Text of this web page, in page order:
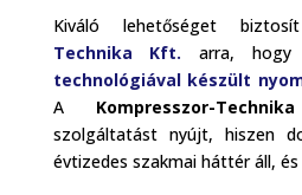
Kiváló lehetőséget
Technika Kft. arra, hogy
technológiával készült
A Kompresszor-
szolgáltatást nyújt, hiszen
évtizedes szakmai háttér áll,